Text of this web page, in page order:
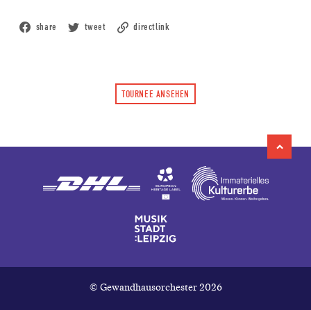
share tweet directlink
TOURNEE ANSEHEN
© Gewandhausorchester 2026